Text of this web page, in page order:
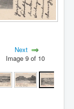
Next
Image 9 of 10